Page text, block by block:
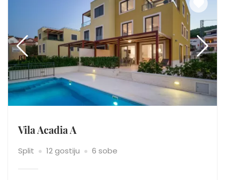
Vila Acadia A
Split 12 gostiju 6 sobe